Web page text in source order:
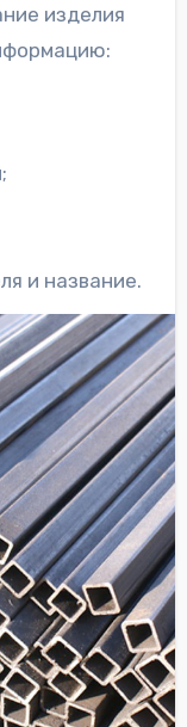
изделия
и название.